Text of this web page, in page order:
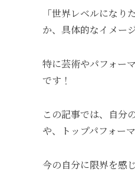
「世界レベルにな
か、具体的なイメー
特に芸術やパフォー
です！
この記事では、自分
や、トップパフォー
今の自分に限界を感